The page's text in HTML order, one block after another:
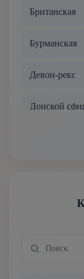
Британская
Бурманская
Девон-рекс
Донской
Канадский
Курильский